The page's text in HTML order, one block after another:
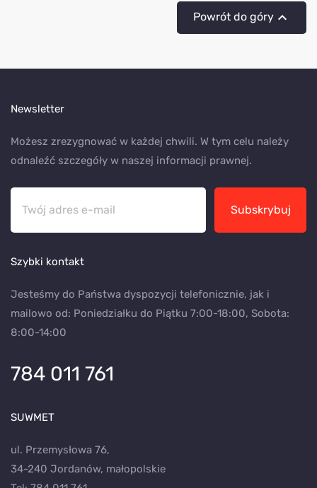
Powrót do góry
Newsletter
Możesz zrezygnować w każdej chwili. W tym celu należy
odnaleźć szczegóły w naszej informacji prawnej.
Subskrybuj
Szybki kontakt
Jesteśmy do Państwa dyspozycji telefonicznie, jak i
mailowo od: Poniedziałku do Piątku 7:00-18:00, Sobota:
8:00-14:00
784 011 761
SUWMET
ul. Przemysłowa 76,
34-240 Jordanów, małopolskie